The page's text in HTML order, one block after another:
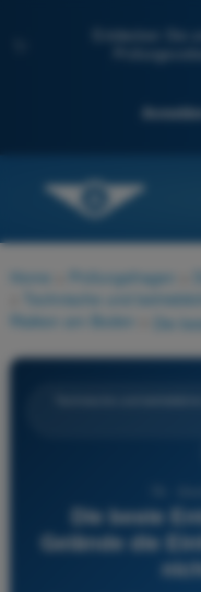
Entdecken Sie
Anmelden
Home Prüfungsfragen
Technische und
Risiken am Boden
Die beste
Gelände die